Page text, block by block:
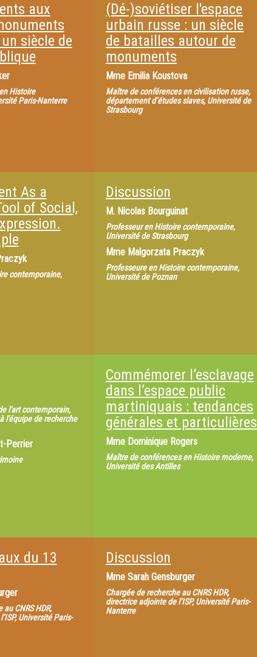
aux
siècle de
Histoire
Paris-Nanterre
(Dé-)soviétiser l'espace
urbain russe : un siècle
de batailles autour de
monuments
Mme Emilia Koustova
Maître de conférences en civilisation russe,
département d’études slaves, Université de
Strasbourg
As a
of Social,
contemporaine,
Discussion
M. Nicolas Bourguinat
Professeur en Histoire contemporaine,
Université de Strasbourg
Mme Malgorzata Praczyk
Professeure en Histoire contemporaine,
Université de Poznan
l'art contemporain,
l'équipe de recherche
Perrier
Commémorer l’esclavage
dans l’espace public
martiniquais : tendances
générales et particulières
Mme Dominique Rogers
Maître de conférences en Histoire moderne,
Université des Antilles
du 13
CNRS HDR,
Université Paris-
Discussion
Mme Sarah Gensburger
Chargée de recherche au CNRS HDR,
directrice adjointe de l’ISP, Université Paris-
Nanterre